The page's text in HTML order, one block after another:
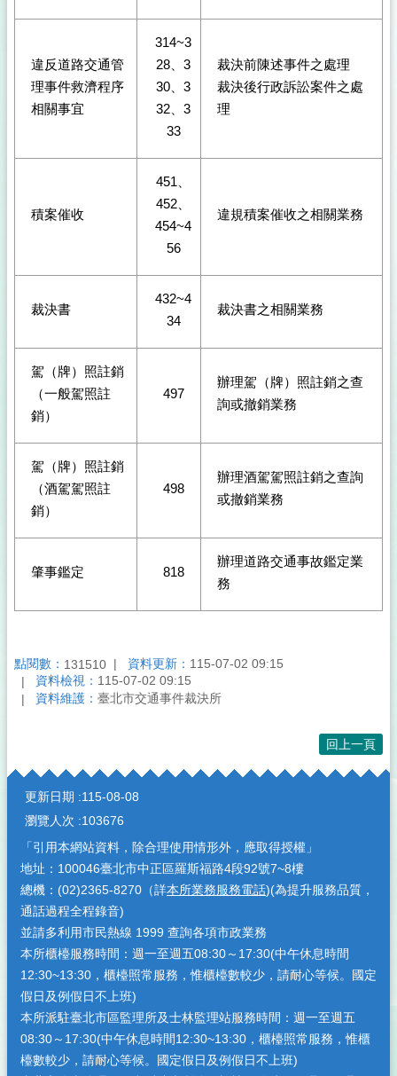
違反道路交通管
理事件救濟程序
相關事宜
314~3
28、3
30、3
32、3
33
裁決前陳述事件之處理
裁決後行政訴訟案件之處
理
積案催收
451、
452、
454~4
56
違規積案催收之相關業務
裁決書
432~4
34
裁決書之相關業務
駕（牌）照註銷
（一般駕照註
銷）
497
辦理駕（牌）照註銷之查
詢或撤銷業務
駕（牌）照註銷
（酒駕駕照註
銷）
498
辦理酒駕駕照註銷之查詢
或撤銷業務
肇事鑑定 818
辦理道路交通事故鑑定業
務
點閱數： 131510 資料更新： 115-07-02 09:15
資料檢視： 115-07-02 09:15
資料維護： 臺北市交通事件裁決所
回上一頁
:::
更新日期
115-08-08
瀏覽人次
103676
「引用本網站資料，除合理使用情形外，應取得授權」
地址：100046臺北市中正區羅斯福路4段92號7~8樓
總機：(02)2365-8270（詳本所業務服務電話)(為提升服務品質，
通話過程全程錄音)
並請多利用市民熱線 1999 查詢各項市政業務
本所櫃檯服務時間：週一至週五08:30～17:30(中午休息時間
12:30~13:30，櫃檯照常服務，惟櫃檯數較少，請耐心等候。國定
假日及例假日不上班)
本所派駐臺北市區監理所及士林監理站服務時間：週一至週五
08:30～17:30(中午休息時間12:30~13:30，櫃檯照常服務，惟櫃
檯數較少，請耐心等候。國定假日及例假日不上班)